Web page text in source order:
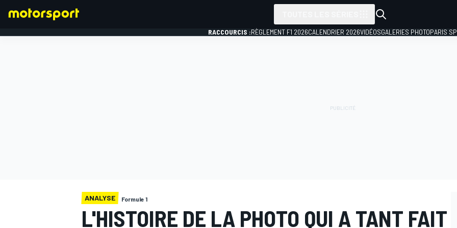
RACCOURCIS :RÈGLEMENT F1 2026CALENDRIER 2026VIDÉOSGALERIES PHOTOPARIS
ANALYSE Formule 1
L'HISTOIRE DE LA PHOTO QUI A TANT FAIT